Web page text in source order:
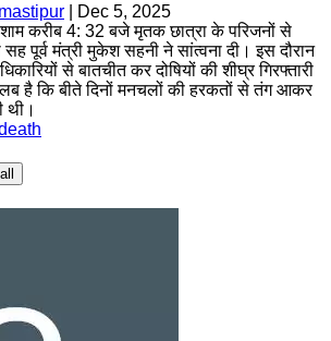
Dec 5, 2025
शाम करीब 4: 32 बजे मृतक छात्रा के परिजनों से
पूर्व मंत्री मुकेश सहनी ने सांत्वना दी। इस दौरान
से बातचीत कर दोषियों की शीघ्र गिरफ्तारी
है कि बीते दिनों मनचलों की हरकतों से तंग आकर
थी।